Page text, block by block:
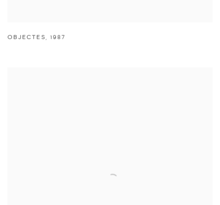
OBJECTES, 1987